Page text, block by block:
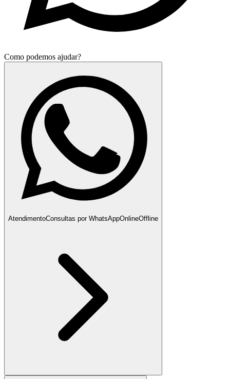
Como podemos ajudar?
AtendimentoConsultas por WhatsAppOnlineOffline